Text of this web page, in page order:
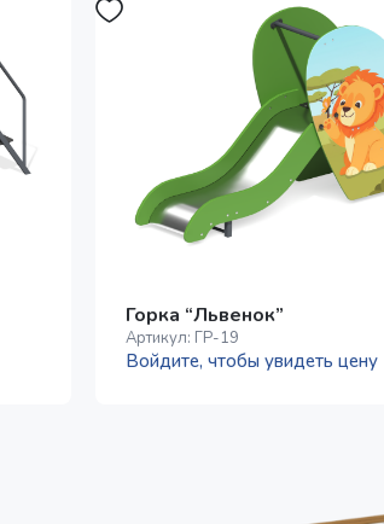
Горка “Львенок”
Артикул: ГР-19
Войдите, чтобы увидеть цену